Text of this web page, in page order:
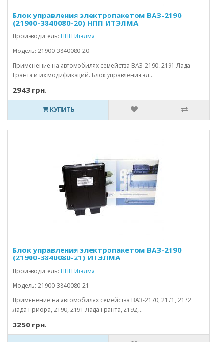
Блок управления электропакетом ВАЗ-2190
(21900-3840080-20) НПП ИТЭЛМА
Производитель: НПП Итэлма
Модель: 21900-3840080-20
Применение на автомобилях семейства ВАЗ-2190, 2191 Лада
Гранта и их модификаций. Блок управления эл..
2943 грн.
КУПИТЬ
Блок управления электропакетом ВАЗ-2190
(21900-3840080-21) ИТЭЛМА
Производитель: НПП Итэлма
Модель: 21900-3840080-21
Применение на автомобилях семейства ВАЗ-2170, 2171, 2172
Лада Приора, 2190, 2191 Лада Гранта, 2192, ..
3250 грн.